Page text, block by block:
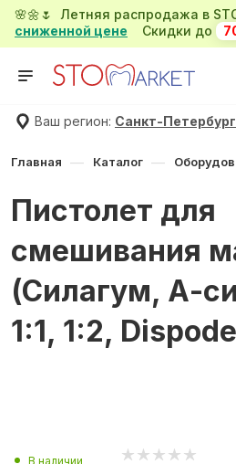
🌸🌼🌷 Летняя распродажа в
сниженной цене Скидки до
Ваш регион: Санкт-Петербург
Главная — Каталог —
Пистолет для
смешивания
(Силагум, А-
1:1, 1:2,
В наличии